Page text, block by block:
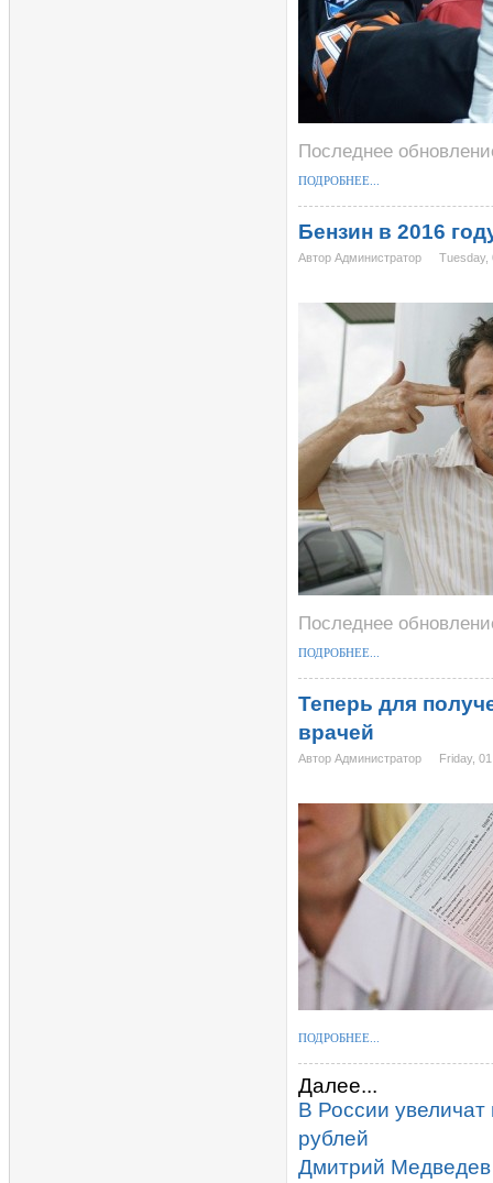
Последнее
ПОДРОБНЕЕ...
Бензин в 2016
Автор Администратор Tuesday,
Последнее
ПОДРОБНЕЕ...
Теперь для
врачей
Автор Администратор Friday,
ПОДРОБНЕЕ...
Далее...
В России
рублей
Дмитрий